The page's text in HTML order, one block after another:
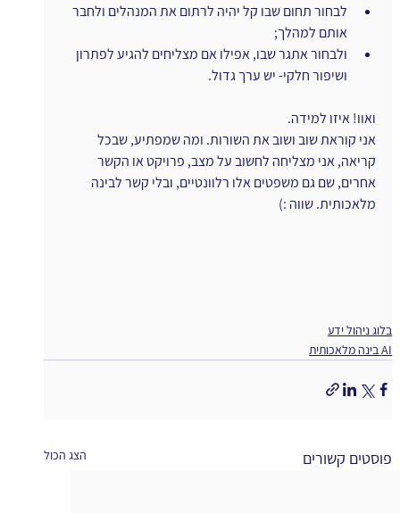
לבחור תחום שבו קל יהיה לרתום את המנהלים ולחבר
אותם למהלך;
ולבחור אתגר שבו, אפילו אם מצליחים להגיע לפתרון
ושיפור חלקי- יש ערך גדול.
ואוו! איזו למידה.
אני קוראת שוב ושוב את השורות. ומה שמפתיע, שבכל
קריאה, אני מצליחה לחשוב על מצב, פרויקט או הקשר
אחרים, שם גם משפטים אלו רלוונטיים, ובלי קשר לבינה
מלאכותית. שווה :)
בלוג ניהול ידע
AI בינה מלאכותית
פוסטים קשורים הצג הכול